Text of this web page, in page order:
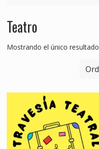
Teatro
Mostrando el único resultado